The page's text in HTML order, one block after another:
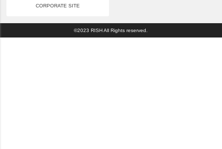
CORPORATE SITE
©2023 RISH All Rights reserved.